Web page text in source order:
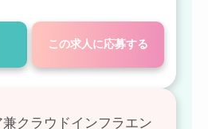
この求人に応募する
クラウドインフラエン